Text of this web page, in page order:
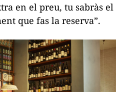
en el preu, tu sabràs el
que fas la reserva”.